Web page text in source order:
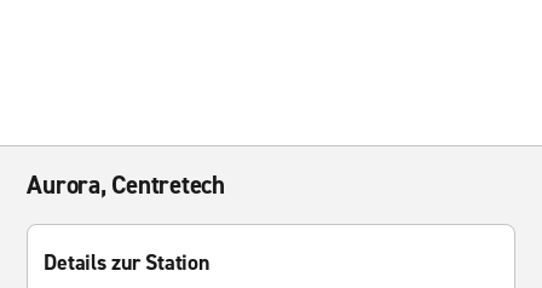
Aurora, Centretech
Details zur Station